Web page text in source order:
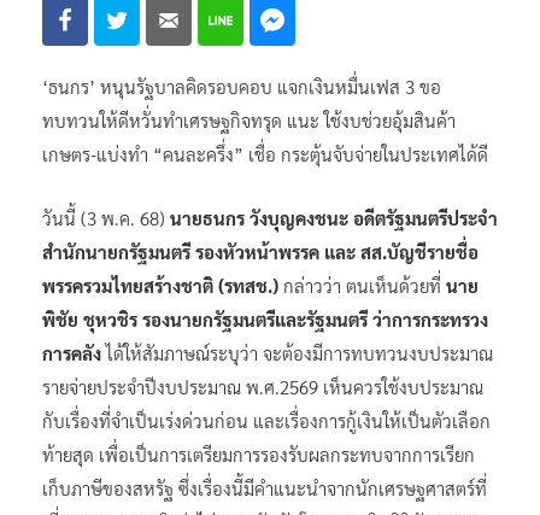
‘ธนกร’ หนุนรัฐบาลคิดรอบคอบ แจกเงินหมื่นเฟส 3 ขอ
ทบทวนให้ดีหวั่นทำเศรษฐกิจทรุด แนะ ใช้งบช่วยอุ้มสินค้า
เกษตร-แบ่งทำ “คนละครึ่ง” เชื่อ กระตุ้นจับจ่ายในประเทศได้ดี
วันนี้ (3 พ.ค. 68) นายธนกร วังบุญคงชนะ อดีตรัฐมนตรีประจำ
สำนักนายกรัฐมนตรี รองหัวหน้าพรรค และ สส.บัญชีรายชื่อ
พรรครวมไทยสร้างชาติ (รทสช.) กล่าวว่า ตนเห็นด้วยที่ นาย
พิชัย ชุหวชิร รองนายกรัฐมนตรีและรัฐมนตรี ว่าการกระทรวง
การคลังได้ให้สัมภาษณ์ระบุว่า จะต้องมีการทบทวนงบประมาณ
รายจ่ายประจำปีงบประมาณ พ.ศ.2569 เห็นควรใช้งบประมาณ
กับเรื่องที่จำเป็นเร่งด่วนก่อน และเรื่องการกู้เงินให้เป็นตัวเลือก
ท้ายสุด เพื่อเป็นการเตรียมการรองรับผลกระทบจากการเรียก
เก็บภาษีของสหรัฐ ซึ่งเรื่องนี้มีคำแนะนำจากนักเศรษฐศาสตร์ที่